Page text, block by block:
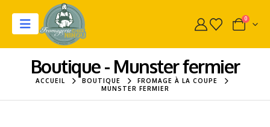
0
Boutique - Munster fermier
ACCUEIL BOUTIQUE
FROMAGE À LA COUPE
MUNSTER FERMIER